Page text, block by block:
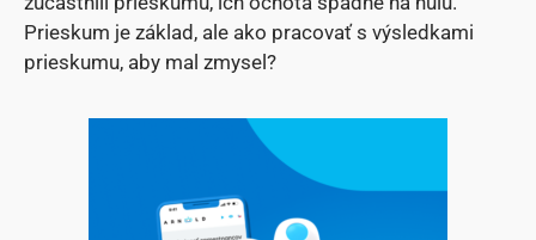
Prieskum je základ, ale ako pracovať s výsledkami
prieskumu, aby mal zmysel?